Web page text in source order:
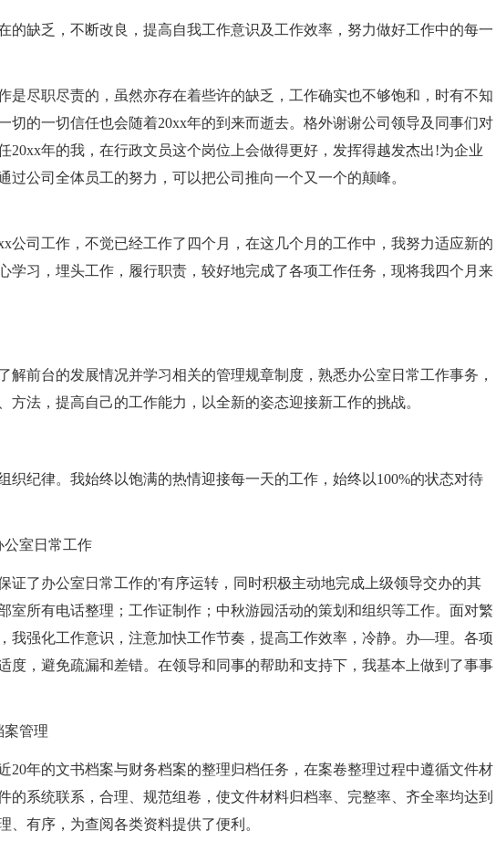
的缺乏，不断改良，提高自我工作意识及工作效率，努力做好工作中的每一
是尽职尽责的，虽然亦存在着些许的缺乏，工作确实也不够饱和，时有不知
切的一切信任也会随着20xx年的到来而逝去。格外谢谢公司领导及同事们对
20xx年的我，在行政文员这个岗位上会做得更好，发挥得越发杰出!为企业
过公司全体员工的努力，可以把公司推向一个又一个的颠峰。
公司工作，不觉已经工作了四个月，在这几个月的工作中，我努力适应新的
学习，埋头工作，履行职责，较好地完成了各项工作任务，现将我四个月来
解前台的发展情况并学习相关的管理规章制度，熟悉办公室日常工作事务，
方法，提高自己的工作能力，以全新的姿态迎接新工作的挑战。
织纪律。我始终以饱满的热情迎接每一天的工作，始终以100%的状态对待
公室日常工作
证了办公室日常工作的'有序运转，同时积极主动地完成上级领导交办的其
室所有电话整理；工作证制作；中秋游园活动的策划和组织等工作。面对繁
我强化工作意识，注意加快工作节奏，提高工作效率，冷静。办—理。各项
度，避免疏漏和差错。在领导和同事的帮助和支持下，我基本上做到了事事
案管理
20年的文书档案与财务档案的整理归档任务，在案卷整理过程中遵循文件材
的系统联系，合理、规范组卷，使文件材料归档率、完整率、齐全率均达到
、有序，为查阅各类资料提供了便利。